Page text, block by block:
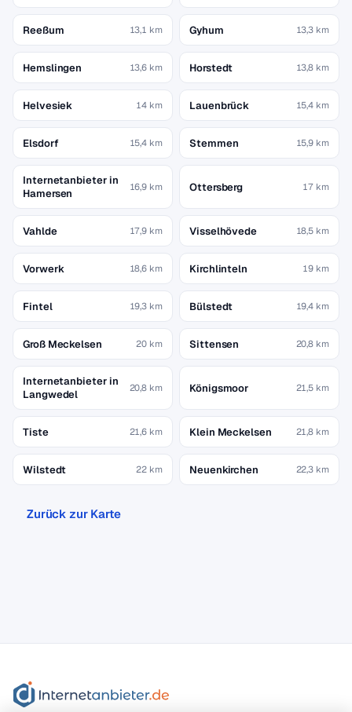
Reeßum 13,1 km Gyhum 13,3 km
Hemslingen 13,6 km Horstedt 13,8 km
Helvesiek 14 km Lauenbrück 15,4 km
Elsdorf 15,4 km Stemmen 15,9 km
Internetanbieter in
Hamersen
16,9 km Ottersberg 17 km
Vahlde 17,9 km Visselhövede 18,5 km
Vorwerk 18,6 km Kirchlinteln 19 km
Fintel 19,3 km Bülstedt 19,4 km
Groß Meckelsen 20 km Sittensen 20,8 km
Internetanbieter in
Langwedel
20,8 km Königsmoor 21,5 km
Tiste 21,6 km Klein Meckelsen 21,8 km
Wilstedt 22 km Neuenkirchen 22,3 km
Zurück zur Karte